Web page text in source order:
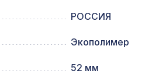
2761 ₽
РОССИЯ
Экополимер
52 мм